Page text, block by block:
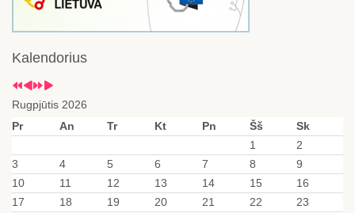
Kalendorius
Rugpjūtis 2026
Pr
An Tr Kt Pn Šš
Sk
1
2
3
4 5 6 7 8
9
10
11 12 13 14 15
16
17
18 19 20 21 22
23